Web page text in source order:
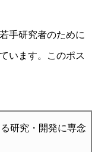
手研究者のために
います。このポス
研究・開発に専念